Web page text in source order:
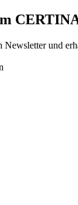
Newsletter und